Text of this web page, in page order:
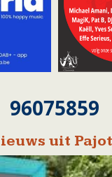
96075859
uit